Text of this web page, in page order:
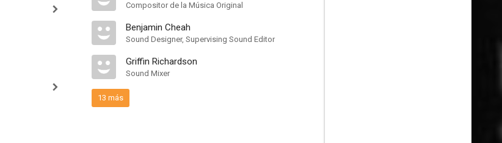
Compositor de la Música Original
Benjamin Cheah
Sound Designer, Supervising Sound Editor
Griffin Richardson
Sound Mixer
13 más